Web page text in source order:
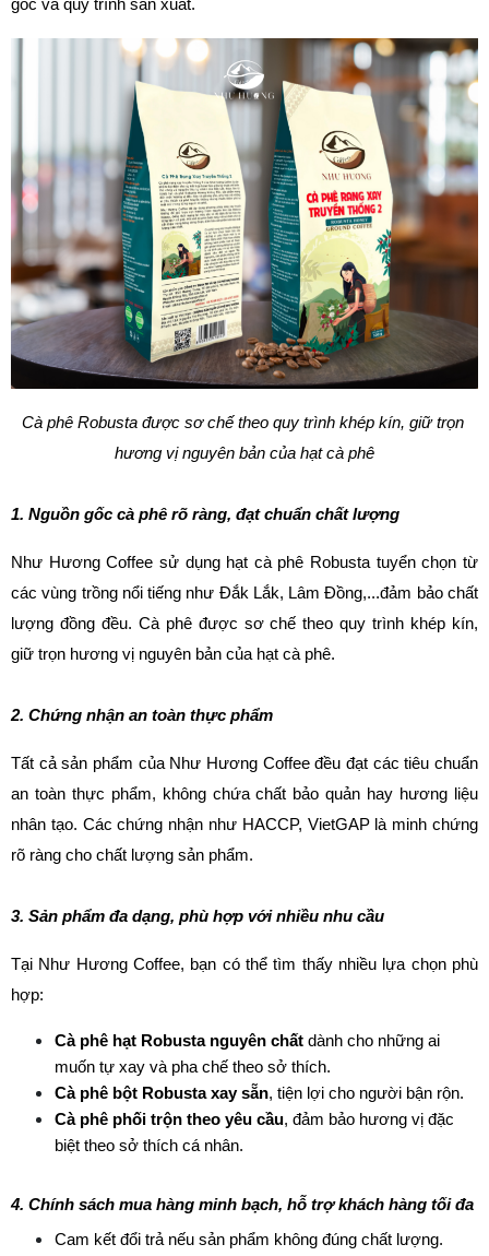
gốc và quy trình sản xuất.
Cà phê Robusta được sơ chế theo quy trình khép kín, giữ trọn
hương vị nguyên bản của hạt cà phê
1. Nguồn gốc cà phê rõ ràng, đạt chuẩn chất lượng
Như Hương Coffee sử dụng hạt cà phê Robusta tuyển chọn từ
các vùng trồng nổi tiếng như Đắk Lắk, Lâm Đồng,...đảm bảo chất
lượng đồng đều. Cà phê được sơ chế theo quy trình khép kín,
giữ trọn hương vị nguyên bản của hạt cà phê.
2. Chứng nhận an toàn thực phẩm
Tất cả sản phẩm của Như Hương Coffee đều đạt các tiêu chuẩn
an toàn thực phẩm, không chứa chất bảo quản hay hương liệu
nhân tạo. Các chứng nhận như HACCP, VietGAP là minh chứng
rõ ràng cho chất lượng sản phẩm.
3. Sản phẩm đa dạng, phù hợp với nhiều nhu cầu
Tại Như Hương Coffee, bạn có thể tìm thấy nhiều lựa chọn phù
hợp:
Cà phê hạt Robusta nguyên chất dành cho những ai
muốn tự xay và pha chế theo sở thích.
Cà phê bột Robusta xay sẵn, tiện lợi cho người bận rộn.
Cà phê phối trộn theo yêu cầu, đảm bảo hương vị đặc
biệt theo sở thích cá nhân.
4. Chính sách mua hàng minh bạch, hỗ trợ khách hàng tối đa
Cam kết đổi trả nếu sản phẩm không đúng chất lượng.